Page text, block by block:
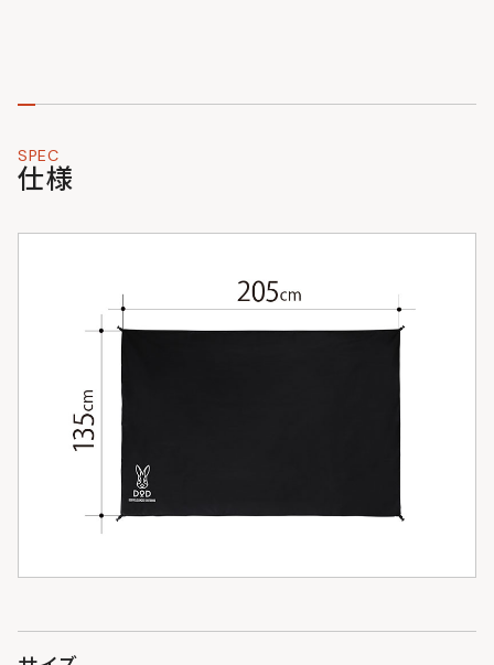
SPEC
仕様